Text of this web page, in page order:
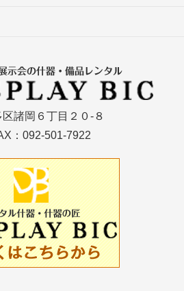
諸岡６丁目２０-８
：092-501-7922